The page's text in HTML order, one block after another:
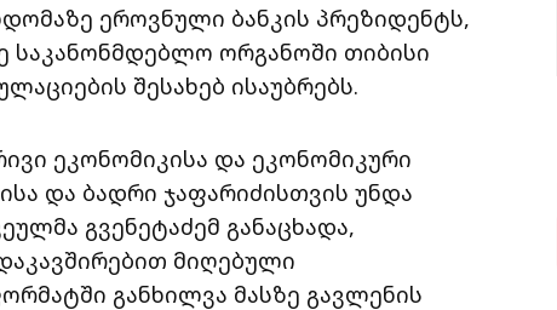
ეროვნული ბანკის პრეზიდენტს,
საკანონმდებლო ორგანოში თიბისი
შესახებ ისაუბრებს.
ეკონომიკისა და ეკონომიკური
და ბადრი ჯაფარიძისთვის უნდა
გვენეტაძემ განაცხადა,
მიღებული
განხილვა მასზე გავლენის